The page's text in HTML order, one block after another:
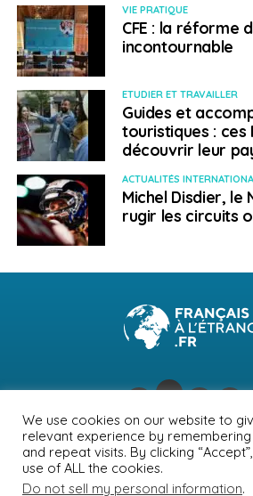
VIE PRATIQUE
CFE : la réforme
incontournable
ETUDIER ET TRAVAILLER
Guides et
touristiques : ces
découvrir leur
ACTUALITÉS
Michel Disdier, le
rugir les circuits
NEWSLETTER PUBLICITÉ CONTACTS
POLITIQUE DE
We use cookies on our website to
relevant experience by
and repeat visits. By clicking
use of ALL the cookies.
Do not sell my personal information.